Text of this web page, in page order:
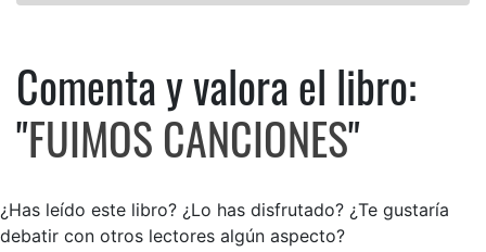
Comenta y valora el libro:
Comenta y valora el libro:
"FUIMOS CANCIONES"
¿Has leído este libro? ¿Lo has disfrutado? ¿Te gustaría
debatir con otros lectores algún aspecto?